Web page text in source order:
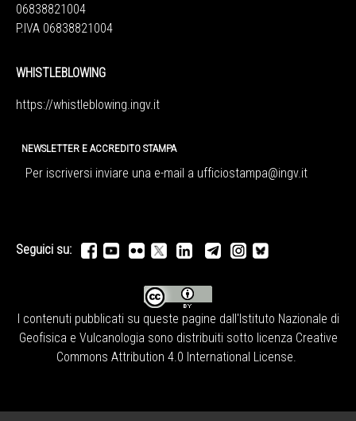
06838821004
P.IVA 06838821004
WHISTLEBLOWING
https://whistleblowing.ingv. it
NEWSLETTER E ACCREDITO STAMPA
Per iscriversi inviare una e-mail a ufficiostampa@ingv.it
Seguici su:
I contenuti pubblicati su queste pagine dall'Istituto Nazionale di
Geofisica e Vulcanologia sono distribuiti sotto licenza Creative
Commons Attribution 4.0 International License